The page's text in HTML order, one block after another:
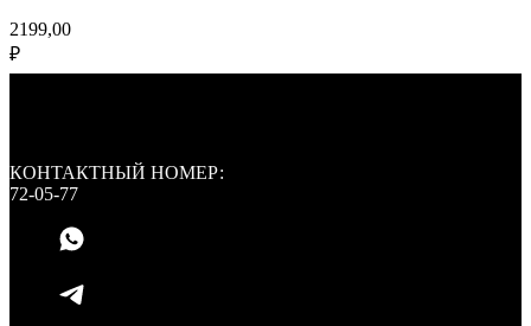
2199,00
₽
КОНТАКТНЫЙ НОМЕР:
72-05-77